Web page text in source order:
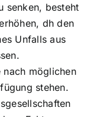
senken, besteht
dh den
Unfalls aus
nach möglichen
stehen.